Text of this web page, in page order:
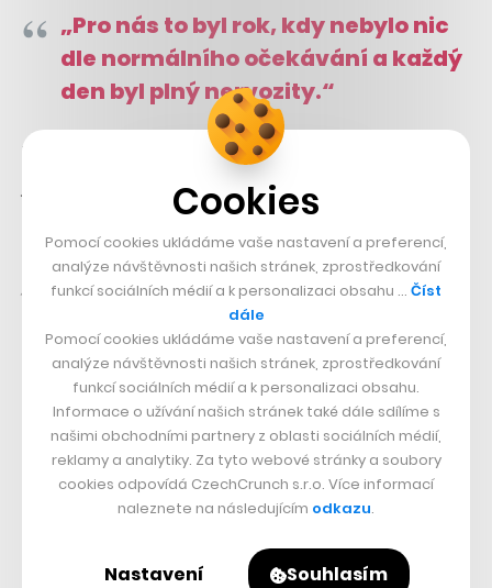
„Pro nás to byl rok, kdy nebylo nic
dle normálního očekávání a každý
den byl plný nervozity.“
Výčet všech faktorů ovlivňujících růst v posledním roce
je tak pro Mixit opravdu dlouhý.
kdy nebylo nic dle normálního očekávání a každý den
byl plný nervozity, jak to společně zvládneme. Během
první vlny se střídaly vlny extrémního nezájmu a
extrémní poptávky podle toho, jak vláda oznamovala,
co a jak se bude zavírat a jaký je výhled,“ popisuje
Wallner.
Samotné léto pak bylo pro Mixit překvapivě silné a
tradiční okurková sezona nenastala, což zakladatelé
firmy připisují tomu, že zákazníci tolik necestovali a na
„Rekordní vánoční sezóna u nás dopadla více než
Cookies
Pomocí cookies ukládáme vaše nastavení a preferencí,
analýze návštěvnosti našich stránek, zprostředkování
funkcí sociálních médií a k personalizaci obsahu … Číst
dále
Pomocí cookies ukládáme vaše nastavení a preferencí,
analýze návštěvnosti našich stránek, zprostředkování
funkcí sociálních médií a k personalizaci obsahu.
Informace o užívání našich stránek také dále sdílíme s
našimi obchodními partnery z oblasti sociálních médií,
reklamy a analytiky. Za tyto webové stránky a soubory
cookies odpovídá CzechCrunch s.r.o. Více informací
naleznete na následujícím odkazu.
Nastavení Souhlasím